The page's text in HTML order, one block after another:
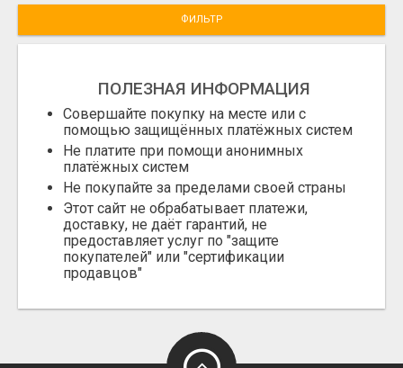
ФИЛЬТР
ПОЛЕЗНАЯ ИНФОРМАЦИЯ
Совершайте покупку на месте или с
помощью защищённых платёжных систем
Не платите при помощи анонимных
платёжных систем
Не покупайте за пределами своей страны
Этот сайт не обрабатывает платежи,
доставку, не даёт гарантий, не
предоставляет услуг по "защите
покупателей" или "сертификации
продавцов"